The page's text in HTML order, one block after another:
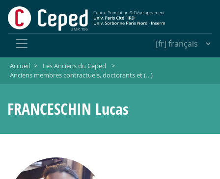
Accueil > Les Anciens du Ceped
>
Anciens membres contractuels, doctorants et (…)
FRANCESCHIN Lucas